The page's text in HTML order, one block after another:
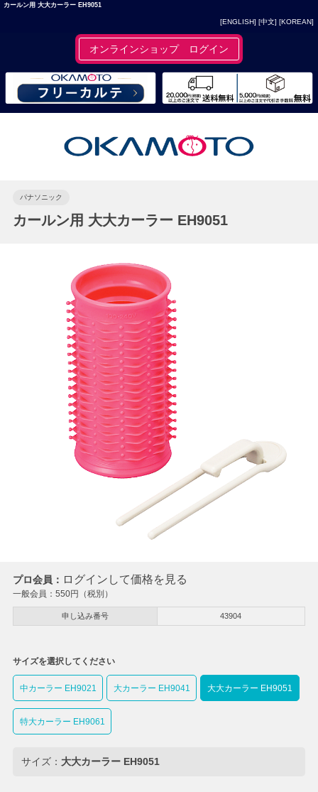
カールン用 大大カーラー EH9051
[ENGLISH] [中文] [KOREAN]
オンラインショップ ログイン
パナソニック
カールン用 大大カーラー EH9051
プロ会員： ログインして価格を見る
一般会員： 550円（税別）
申し込み番号 43904
サイズを選択してください
中カーラー EH9021 大カーラー EH9041 大大カーラー EH9051
特大カーラー EH9061
サイズ： 大大カーラー EH9051